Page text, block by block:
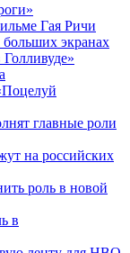
Гая Ричи
экранах
главные роли
на российских
роль в новой
в